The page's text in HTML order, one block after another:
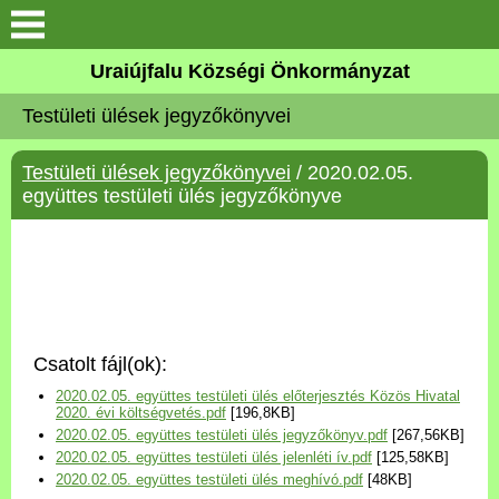
Köszöntő
Elérhetőségek
Uraiújfalu
Választási információk
Versenyképes Járások
Program
Uraiújfalu Községi Önkormányzat
Testületi ülések jegyzőkönyvei
Testületi ülések jegyzőkönyvei / 2020.02.05.
együttes testületi ülés jegyzőkönyve
Csatolt fájl(ok):
2020.02.05. együttes testületi ülés előterjesztés Közös Hivatal
2020. évi költségvetés.pdf [196,8KB]
2020.02.05. együttes testületi ülés jegyzőkönyv.pdf [267,56KB]
2020.02.05. együttes testületi ülés jelenléti ív.pdf [125,58KB]
2020.02.05. együttes testületi ülés meghívó.pdf [48KB]